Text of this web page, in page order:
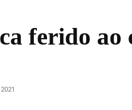
ferido ao